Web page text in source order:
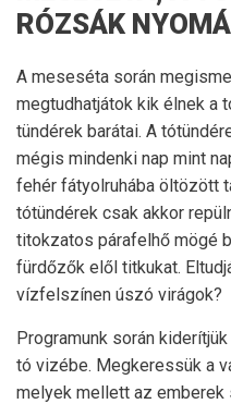
RÓZSÁK
A meseséta során
megtudhatjátok kik élnek a
tündérek barátai. A
mégis mindenki nap mint
fehér fátyolruhába öltözött
tótündérek csak akkor
titokzatos párafelhő mögé
fürdőzők elől titkukat.
vízfelszínen úszó virágok?
Programunk során
tó vizébe. Megkeressük a
melyek mellett az emberek